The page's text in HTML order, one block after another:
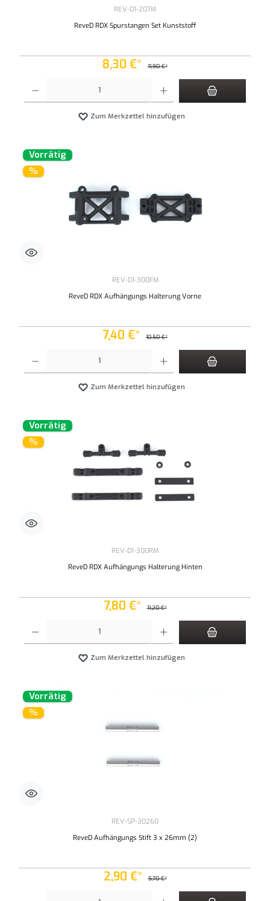
REV-D1-207M
ReveD RDX Spurstangen Set Kunststoff
8,30 €* 11,90 €*
Zum Merkzettel hinzufügen
Vorrätig
%
REV-D1-300FM
ReveD RDX Aufhängungs Halterung Vorne
7,40 €* 10,50 €*
Zum Merkzettel hinzufügen
Vorrätig
%
REV-D1-300RM
ReveD RDX Aufhängungs Halterung Hinten
7,80 €* 11,20 €*
Zum Merkzettel hinzufügen
Vorrätig
%
REV-SP-30260
ReveD Aufhängungs Stift 3 x 26mm (2)
2,90 €* 5,70 €*